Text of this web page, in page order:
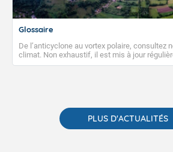
Glossaire
De l’anticyclone au vortex polaire, consultez
climat. Non exhaustif, il est mis à jour
publications. Vous y trouverez également
PLUS D'ACTUALITÉS